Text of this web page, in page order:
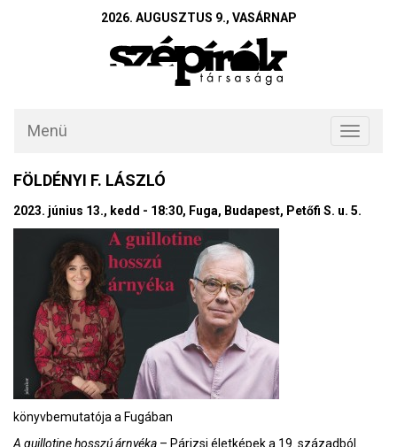
2026. AUGUSZTUS 9., VASÁRNAP
Toggle
Menü
FÖLDÉNYI F. LÁSZLÓ
2023. június 13., kedd - 18:30, Fuga, Budapest, Petőfi S. u. 5.
könyvbemutatója a Fugában
A guillotine hosszú árnyéka – Párizsi életképek a 19. századból.